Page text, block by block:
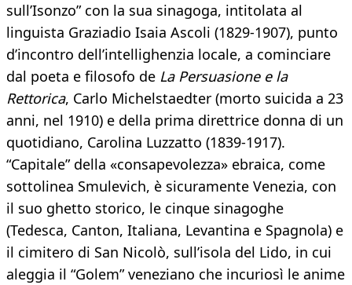
sull’Isonzo” con la sua sinagoga, intitolata al
linguista Graziadio Isaia Ascoli (1829-1907), punto
d’incontro dell’intellighenzia locale, a cominciare
dal poeta e filosofo de La Persuasione e la
Rettorica, Carlo Michelstaedter (morto suicida a 23
anni, nel 1910) e della prima direttrice donna di un
quotidiano, Carolina Luzzatto (1839-1917).
“Capitale” della «consapevolezza» ebraica, come
sottolinea Smulevich, è sicuramente Venezia, con
il suo ghetto storico, le cinque sinagoghe
(Tedesca, Canton, Italiana, Levantina e Spagnola) e
il cimitero di San Nicolò, sull’isola del Lido, in cui
aleggia il “Golem” veneziano che incuriosì le anime